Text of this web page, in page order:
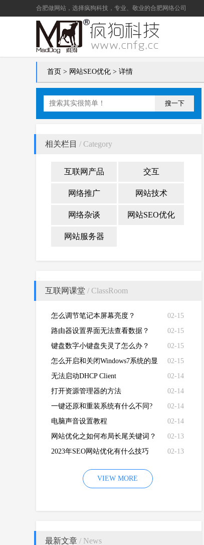
合肥做网站 ，选择疯狗科技，专业、敬业的合肥网络公司
首页 > 网站SEO优化 > 详情
搜一下
相关栏目 / Category
互联网产品 交互
网络推广 网站技术
网络杂谈 网站SEO优化
网站服务器
互联网课堂 / ClassRoom
02-15
怎么调节笔记本屏幕亮度？
02-15
路由器设置界面无法查看数据？
02-15
键盘数字小键盘失灵了怎么办？
02-15
怎么开启和关闭Windows7系统的显
卡硬件加速功能
02-14
无法启动DHCP Client
02-14
打开资源管理器的方法
02-14
一键还原和重装系统有什么不同?
02-14
电脑声音设置教程
02-13
网站优化之如何布局长尾关键词？
02-13
2023年SEO网站优化有什么技巧
VIEW MORE
最新文章 / News